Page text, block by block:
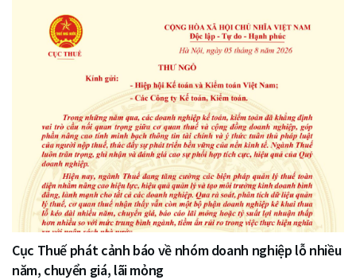
Cục Thuế phát cảnh báo về nhóm doanh nghiệp lỗ nhiều
năm, chuyển giá, lãi mỏng